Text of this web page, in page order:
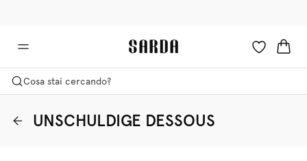
Cosa stai cercando?
UNSCHULDIGE DESSOUS